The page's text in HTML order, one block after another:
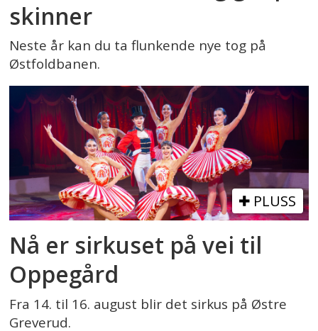
skinner
Neste år kan du ta flunkende nye tog på
Østfoldbanen.
PLUSS
Nå er sirkuset på vei til
Oppegård
Fra 14. til 16. august blir det sirkus på Østre
Greverud.